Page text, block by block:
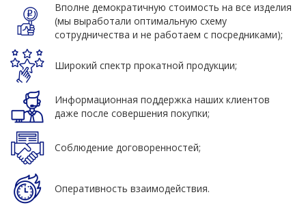
Вполне демократичную стоимость на все изделия
(мы выработали оптимальную схему
сотрудничества и не работаем с посредниками);
Широкий спектр прокатной продукции;
Информационная поддержка наших клиентов
даже после совершения покупки;
Соблюдение договоренностей;
Оперативность взаимодействия.